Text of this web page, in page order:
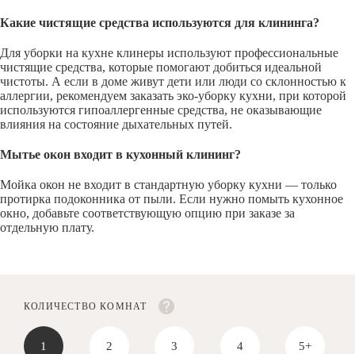
Какие чистящие средства используются для клининга?
Для уборки на кухне клинеры используют профессиональные
чистящие средства, которые помогают добиться идеальной
чистоты. А если в доме живут дети или люди со склонностью к
аллергии, рекомендуем заказать эко-уборку кухни, при которой
используются гипоаллергенные средства, не оказывающие
влияния на состояние дыхательных путей.
Мытье окон входит в кухонный клининг?
Мойка окон не входит в стандартную уборку кухни — только
протирка подоконника от пыли. Если нужно помыть кухонное
окно, добавьте соответствующую опцию при заказе за
отдельную плату.
КОЛИЧЕСТВО КОМНАТ
1 2 3 4 5+